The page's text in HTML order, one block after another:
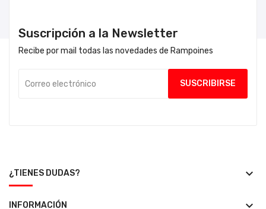
Suscripción a la Newsletter
Recibe por mail todas las novedades de Rampoines
¿TIENES DUDAS? keyboard_arrow_down
INFORMACIÓN keyboard_arrow_down